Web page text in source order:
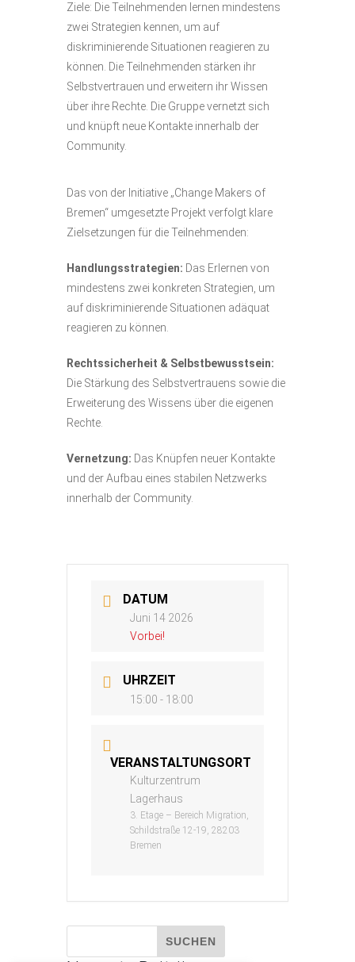
Ziele: Die Teilnehmenden lernen mindestens
zwei Strategien kennen, um auf
diskriminierende Situationen reagieren zu
können. Die Teilnehmenden stärken ihr
Selbstvertrauen und erweitern ihr Wissen
über ihre Rechte. Die Gruppe vernetzt sich
und knüpft neue Kontakte innerhalb der
Community.
Das von der Initiative „Change Makers of
Bremen“ umgesetzte Projekt verfolgt klare
Zielsetzungen für die Teilnehmenden:
Handlungsstrategien: Das Erlernen von
mindestens zwei konkreten Strategien, um
auf diskriminierende Situationen adäquat
reagieren zu können.
Rechtssicherheit & Selbstbewusstsein:
Die Stärkung des Selbstvertrauens sowie die
Erweiterung des Wissens über die eigenen
Rechte.
Vernetzung: Das Knüpfen neuer Kontakte
und der Aufbau eines stabilen Netzwerks
innerhalb der Community.
DATUM
Juni 14 2026
Vorbei!
UHRZEIT
15:00 - 18:00
VERANSTALTUNGSORT
Kulturzentrum
Lagerhaus
3. Etage – Bereich Migration,
Schildstraße 12-19, 28203
Bremen